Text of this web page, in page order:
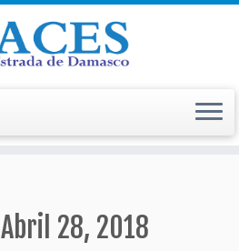
Abril 28, 2018